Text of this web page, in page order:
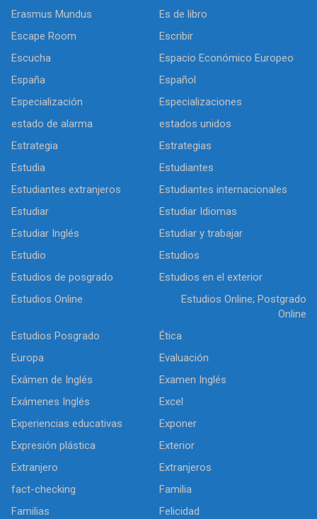
Erasmus Mundus
Es de libro
Escape Room
Escribir
Escucha
Espacio Económico Europeo
España
Español
Especialización
Especializaciones
estado de alarma
estados unidos
Estrategia
Estrategias
Estudia
Estudiantes
Estudiantes extranjeros
Estudiantes internacionales
Estudiar
Estudiar Idiomas
Estudiar Inglés
Estudiar y trabajar
Estudio
Estudios
Estudios de posgrado
Estudios en el exterior
Estudios Online
Estudios Online; Postgrado
Online
Estudios Posgrado
Ética
Europa
Evaluación
Exámen de Inglés
Examen Inglés
Exámenes Inglés
Excel
Experiencias educativas
Exponer
Expresión plástica
Exterior
Extranjero
Extranjeros
fact-checking
Familia
Familias
Felicidad